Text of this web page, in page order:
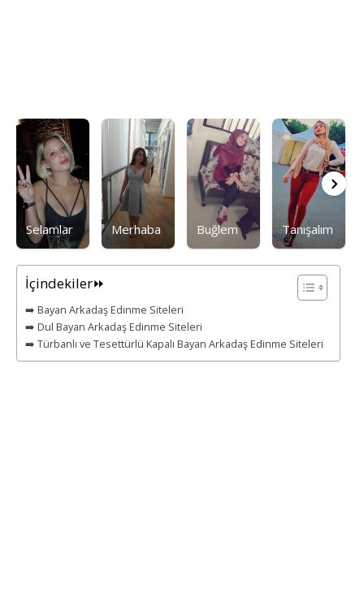
Selamlar Merhaba Buğlem Tanışalım
İçindekiler⏩
➡️ Bayan Arkadaş Edinme Siteleri
➡️ Dul Bayan Arkadaş Edinme Siteleri
➡️ Türbanlı ve Tesettürlü Kapalı Bayan Arkadaş Edinme Siteleri